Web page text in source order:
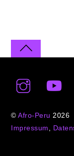
©Afro-Peru 2026
Impressum,